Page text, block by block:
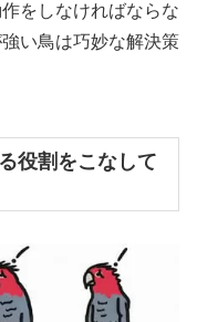
をしなければならな
い鳥は巧妙な解決策
役割をこなして